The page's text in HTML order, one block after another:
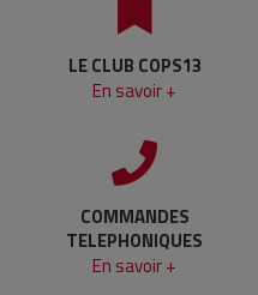
LE CLUB COPS13
En savoir +
COMMANDES
TELEPHONIQUES
En savoir +